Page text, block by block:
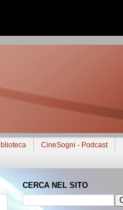
CineSogni - Podcast
CERCA NEL SITO